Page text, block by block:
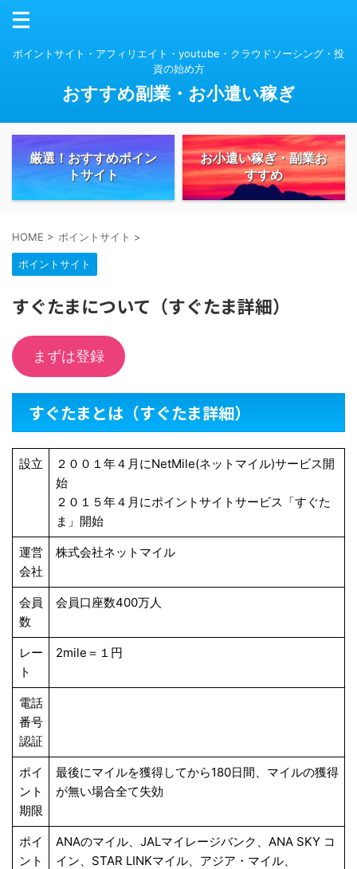
ポイントサイト・アフィリエイト・youtube・クラウドソーシング・投
資の始め方
おすすめ副業・お小遣い稼ぎ
厳選！おすすめポイン
トサイト
お小遣い稼ぎ・副業お
すすめ
HOME > ポイントサイト >
ポイントサイト
すぐたまについて（すぐたま詳細）
まずは登録
すぐたまとは（すぐたま詳細）
設立
２００１年４月にNetMile(ネットマイル)サービス開
始
２０１５年４月にポイントサイトサービス「すぐた
ま」開始
運営
会社
株式会社ネットマイル
会員
数
会員口座数400万人
レー
ト
2mile＝１円
電話
番号
認証
ポイ
ント
期限
最後にマイルを獲得してから180日間、マイルの獲得
が無い場合全て失効
ポイ
ント
ANAのマイル、JALマイレージバンク、ANA SKY コ
イン、STAR LINKマイル、アジア・マイル、